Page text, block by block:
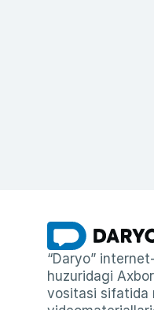
“Daryo”
huzuridagi
vositasi sifatida